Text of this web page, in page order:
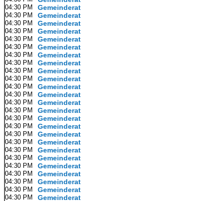
04:30 PM Gemeinderat
04:30 PM Gemeinderat
04:30 PM Gemeinderat
04:30 PM Gemeinderat
04:30 PM Gemeinderat
04:30 PM Gemeinderat
04:30 PM Gemeinderat
04:30 PM Gemeinderat
04:30 PM Gemeinderat
04:30 PM Gemeinderat
04:30 PM Gemeinderat
04:30 PM Gemeinderat
04:30 PM Gemeinderat
04:30 PM Gemeinderat
04:30 PM Gemeinderat
04:30 PM Gemeinderat
04:30 PM Gemeinderat
04:30 PM Gemeinderat
04:30 PM Gemeinderat
04:30 PM Gemeinderat
04:30 PM Gemeinderat
04:30 PM Gemeinderat
04:30 PM Gemeinderat
04:30 PM Gemeinderat
04:30 PM Gemeinderat